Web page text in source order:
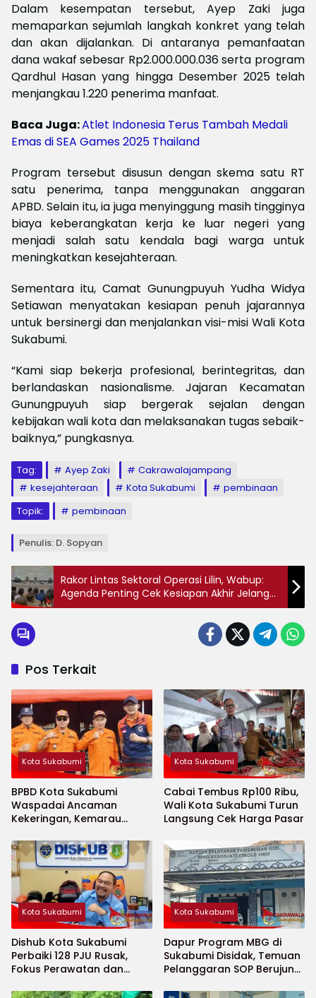
Dalam kesempatan tersebut, Ayep Zaki juga
memaparkan sejumlah langkah konkret yang telah
dan akan dijalankan. Di antaranya pemanfaatan
dana wakaf sebesar Rp2.000.000.036 serta program
Qardhul Hasan yang hingga Desember 2025 telah
menjangkau 1.220 penerima manfaat.
Baca Juga:Atlet Indonesia Terus Tambah Medali
Emas di SEA Games 2025 Thailand
Program tersebut disusun dengan skema satu RT
satu penerima, tanpa menggunakan anggaran
APBD. Selain itu, ia juga menyinggung masih tingginya
biaya keberangkatan kerja ke luar negeri yang
menjadi salah satu kendala bagi warga untuk
meningkatkan kesejahteraan.
Sementara itu, Camat Gunungpuyuh Yudha Widya
Setiawan menyatakan kesiapan penuh jajarannya
untuk bersinergi dan menjalankan visi-misi Wali Kota
Sukabumi.
“Kami siap bekerja profesional, berintegritas, dan
berlandaskan nasionalisme. Jajaran Kecamatan
Gunungpuyuh siap bergerak sejalan dengan
kebijakan wali kota dan melaksanakan tugas sebaik-
baiknya,” pungkasnya.
Tag: Ayep Zaki
Cakrawalajampang
kesejahteraan
Kota Sukabumi
pembinaan
Topik:
pembinaan
Penulis: D. Sopyan
Rakor Lintas Sektoral Operasi Lilin, Wabup:
Agenda Penting Cek Kesiapan Akhir Jelang
Nataru
Pos Terkait
Kota Sukabumi
BPBD Kota Sukabumi
Waspadai Ancaman
Kekeringan, Kemarau
Cepat
Kota Sukabumi
Cabai Tembus Rp100 Ribu,
Wali Kota Sukabumi Turun
Langsung Cek Harga Pasar
Kota Sukabumi
Dishub Kota Sukabumi
Perbaiki 128 PJU Rusak,
Fokus Perawatan dan
Kota Sukabumi
Dapur Program MBG di
Sukabumi Disidak, Temuan
Pelanggaran SOP Berujung